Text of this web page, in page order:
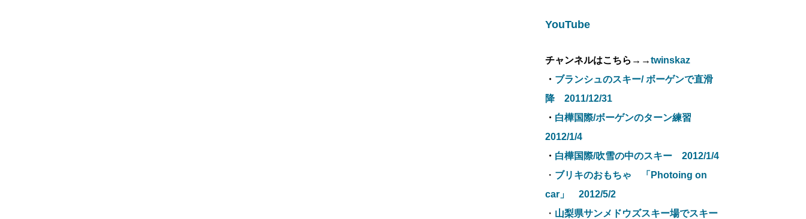
YouTube
チャンネルはこちら→→twinskaz
・ ブランシュのスキー/ ボーゲンで直滑
降 2011/12/31
・ 白樺国際/ボーゲンのターン練習
2012/1/4
・ 白樺国際/吹雪の中のスキー 2012/1/4
・ ブリキのおもちゃ 「Photoing on
car」 2012/5/2
・ 山梨県サンメドウズスキー場でスキー